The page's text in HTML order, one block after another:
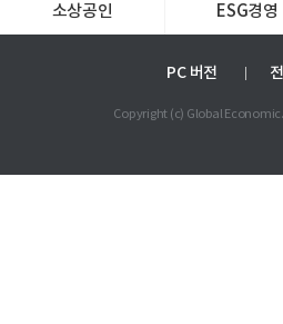
소상공인 ESG경영
PC 버전
Copyright (c) Global